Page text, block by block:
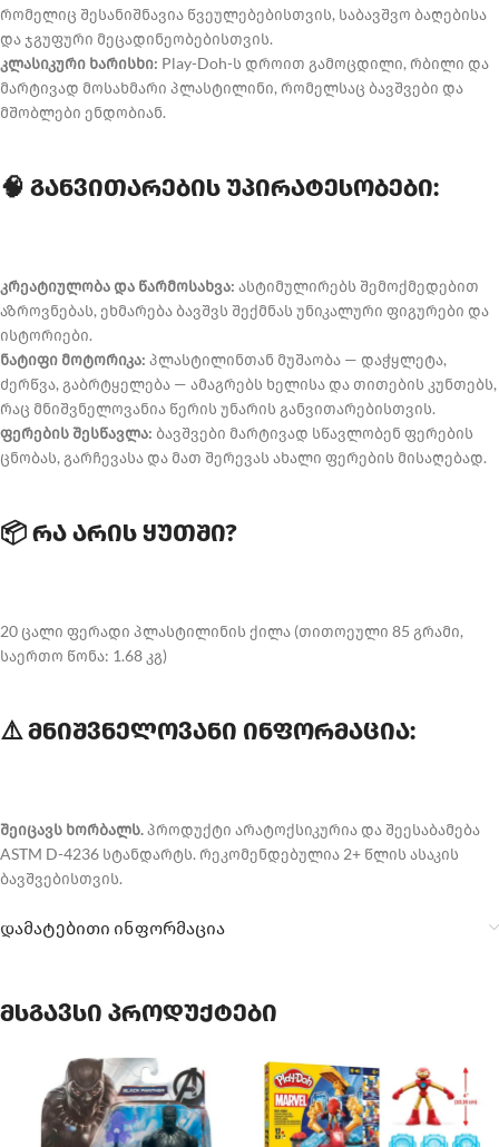
რომელიც შესანიშნავია წვეულებებისთვის, საბავშვო ბაღებისა
და ჯგუფური მეცადინეობებისთვის.
კლასიკური ხარისხი: Play-Doh-ს დროით გამოცდილი, რბილი და
მარტივად მოსახმარი პლასტილინი, რომელსაც ბავშვები და
მშობლები ენდობიან.
🧠 განვითარების უპირატესობები:
კრეატიულობა და წარმოსახვა: ასტიმულირებს შემოქმედებით
აზროვნებას, ეხმარება ბავშვს შექმნას უნიკალური ფიგურები და
ისტორიები.
ნატიფი მოტორიკა: პლასტილინთან მუშაობა — დაჭყლეტა,
ძერწვა, გაბრტყელება — ამაგრებს ხელისა და თითების კუნთებს,
რაც მნიშვნელოვანია წერის უნარის განვითარებისთვის.
ფერების შესწავლა: ბავშვები მარტივად სწავლობენ ფერების
ცნობას, გარჩევასა და მათ შერევას ახალი ფერების მისაღებად.
📦 რა არის ყუთში?
20 ცალი ფერადი პლასტილინის ქილა (თითოეული 85 გრამი,
საერთო წონა: 1.68 კგ)
⚠️ მნიშვნელოვანი ინფორმაცია:
შეიცავს ხორბალს.პროდუქტი არატოქსიკურია და შეესაბამება
ASTM D-4236 სტანდარტს. რეკომენდებულია 2+ წლის ასაკის
ბავშვებისთვის.
დამატებითი ინფორმაცია
მსგავსი პროდუქტები